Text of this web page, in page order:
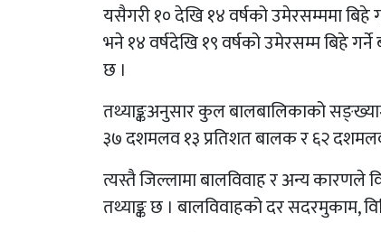
यसैगरी १० देखि १४ वर्षको उमेरसम्ममा
भने १४ वर्षदेखि १९ वर्षको उमेरसम्म बिहे
छ ।
तथ्याङ्कअनुसार कुल बालबालिकाको
३७ दशमलव १३ प्रतिशत बालक र ६२
त्यस्तै जिल्लामा बालविवाह र अन्य कारणले
तथ्याङ्क छ । बालविवाहको दर सदरमुकाम,